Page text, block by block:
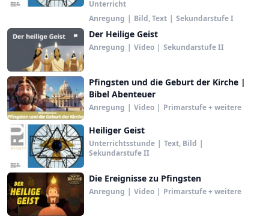
Unterricht
Anregung | Bild, Text | Sekundarstufe I
Der Heilige Geist
Anregung | Video | Sekundarstufe II
Pfingsten und die Geburt der Kirche |
Bibel Abenteuer
Anregung | Video | Primarstufe + weitere
Heiliger Geist
Unterrichtsstunde | Text, Bild |
Sekundarstufe II
Die Ereignisse zu Pfingsten
Anregung | Video | Primarstufe + weitere